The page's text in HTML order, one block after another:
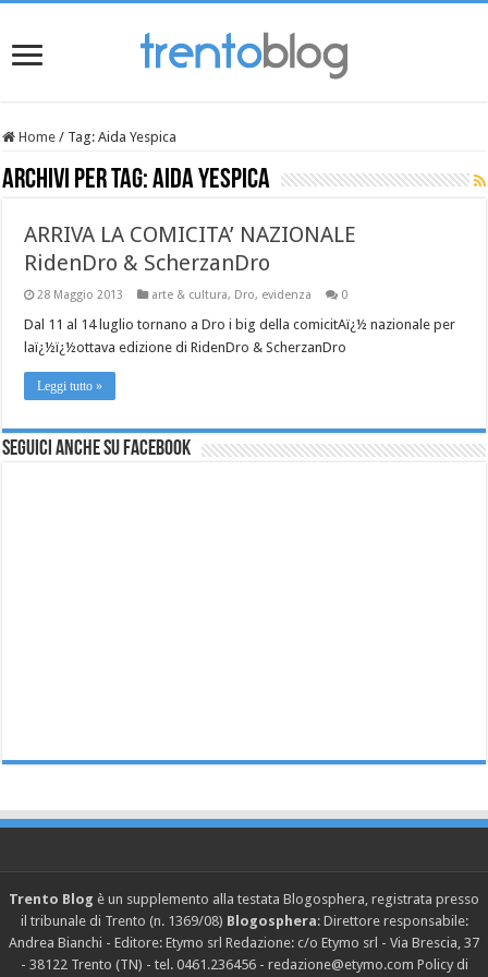
Home / Tag:Aida Yespica
Archivi per tag:Aida Yespica
ARRIVA LA COMICITA’ NAZIONALE
RidenDro & ScherzanDro
28 Maggio 2013 arte & cultura, Dro, evidenza 0
Dal 11 al 14 luglio tornano a Dro i big della comicitAï¿½ nazionale per
laï¿½ï¿½ottava edizione di RidenDro & ScherzanDro
Leggi tutto »
Seguici anche su Facebook
Trento Blog è un supplemento alla testata Blogosphera, registrata presso
il tribunale di Trento (n. 1369/08) Blogosphera: Direttore responsabile:
Andrea Bianchi - Editore: Etymo srl Redazione: c/o Etymo srl - Via Brescia, 37
- 38122 Trento (TN) - tel. 0461.236456 - redazione@etymo.com Policy di